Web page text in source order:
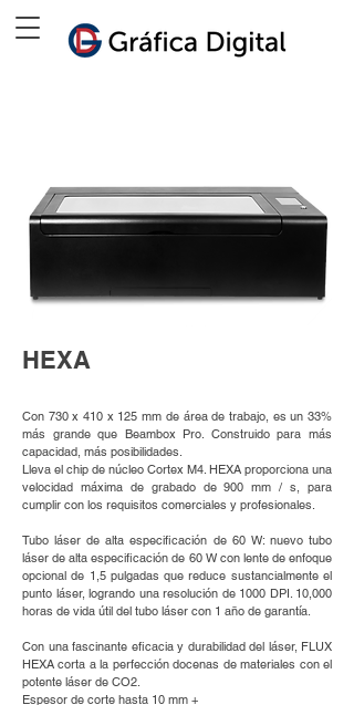
HEXA
Con 730 x 410 x 125 mm de área de trabajo, es un 33%
más grande que Beambox Pro. Construido para más
capacidad, más posibilidades.
Lleva el chip de núcleo Cortex M4. HEXA proporciona una
velocidad máxima de grabado de 900 mm / s, para
cumplir con los requisitos comerciales y profesionales.
Tubo láser de alta especificación de 60 W: nuevo tubo
láser de alta especificación de 60 W con lente de enfoque
opcional de 1,5 pulgadas que reduce sustancialmente el
punto láser, logrando una resolución de 1000 DPI. 10,000
horas de vida útil del tubo láser con 1 año de garantía.
Con una fascinante eficacia y durabilidad del láser, FLUX
HEXA corta a la perfección docenas de materiales con el
potente láser de CO2.
Espesor de corte hasta 10 mm +